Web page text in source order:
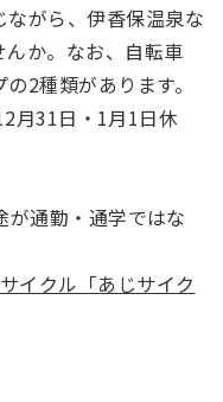
がら、伊香保温泉な
か。なお、自転車
2種類があります。
月31日・1月1日休
が通勤・通学ではな
イクル「あじサイク